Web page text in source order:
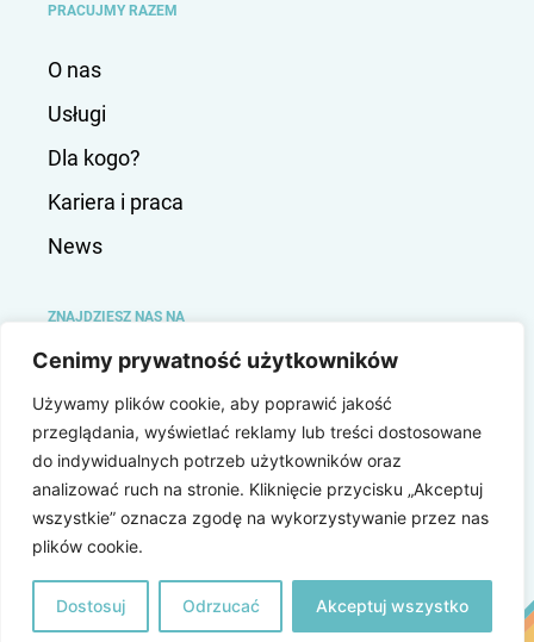
Cenimy prywatność użytkowników
Używamy plików cookie, aby poprawić jakość
przeglądania, wyświetlać reklamy lub treści dostosowane
do indywidualnych potrzeb użytkowników oraz
analizować ruch na stronie. Kliknięcie przycisku „Akceptuj
wszystkie” oznacza zgodę na wykorzystywanie przez nas
plików cookie.
Dostosuj Odrzucać Akceptuj wszystko
PRACUJMY RAZEM
O nas
Usługi
Dla kogo?
Kariera i praca
News
ZNAJDZIESZ NAS NA
Instagram
LinkedIn
© 2025 LeadingFinance Polska Sp. z o. o.
Dane firmy